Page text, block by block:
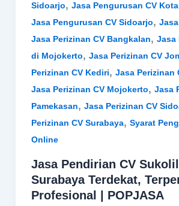
Sidoarjo, Jasa Pengurusan CV
Jasa Pengurusan CV Sidoarjo,
Jasa Perizinan CV Bangkalan, Jasa
di Mojokerto, Jasa Perizinan CV
Perizinan CV Kediri, Jasa Perizinan
Jasa Perizinan CV Mojokerto, Jasa
Pamekasan, Jasa Perizinan CV
Perizinan CV Surabaya, Syarat
Online
Jasa Pendirian CV
Surabaya Terdekat,
Profesional | POPJASA